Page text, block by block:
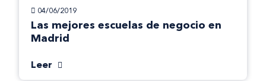
04/06/2019
Las mejores escuelas de negocio en
Madrid
Leer